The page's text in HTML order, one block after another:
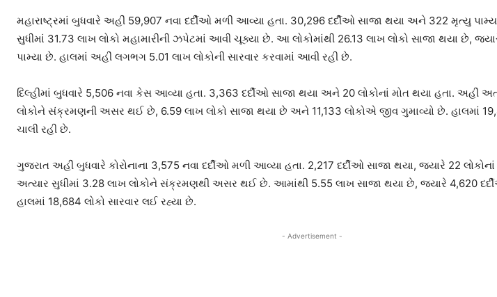
મહારાષ્ટ્રમાં બુધવારે અહીં 59,907 નવા દર્દીઓ મળી આવ્યા હતા. 30,296 દર્દીઓ સાજા થયા અને 322 મૃત્યુ
સુધીમાં 31.73 લાખ લોકો મહામારીની ઝપેટમાં આવી ચૂક્યા છે. આ લોકોમાંથી 26.13 લાખ લોકો સાજા થયા છે,
પામ્યા છે. હાલમાં અહીં લગભગ 5.01 લાખ લોકોની સારવાર કરવામાં આવી રહી છે.
દિલ્હીમાં બુધવારે 5,506 નવા કેસ આવ્યા હતા. 3,363 દર્દીઓ સાજા થયા અને 20 લોકોનાં મોત થયા હતા. અહીં
લોકોને સંક્રમણની અસર થઈ છે, 6.59 લાખ લોકો સાજા થયા છે અને 11,133 લોકોએ જીવ ગુમાવ્યો છે. હાલમાં
ચાલી રહી છે.
ગુજરાત અહીં બુધવારે કોરોનાના 3,575 નવા દર્દીઓ મળી આવ્યા હતા. 2,217 દર્દીઓ સાજા થયા, જ્યારે 22
અત્યાર સુધીમાં 3.28 લાખ લોકોને સંક્રમણથી અસર થઈ છે. આમાંથી 5.55 લાખ સાજા થયા છે, જ્યારે 4,620
હાલમાં 18,684 લોકો સારવાર લઈ રહ્યા છે.
- Advertisement -